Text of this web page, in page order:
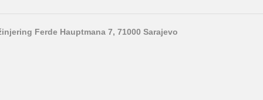
Ferde Hauptmana 7, 71000 Sarajevo